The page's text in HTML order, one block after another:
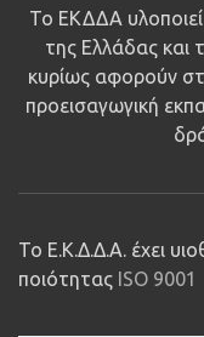
Το ΕΚΔΔΑ
της Ελλάδας και
κυρίως αφορούν
προεισαγωγική
Το Ε.Κ.Δ.Δ.Α. έχει
ποιότητας ISO 9001